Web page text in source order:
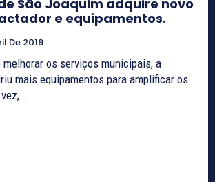
São Joaquim adquire novo
e equipamentos.
De 2019
melhorar os serviços municipais, a
mais equipamentos para amplificar os